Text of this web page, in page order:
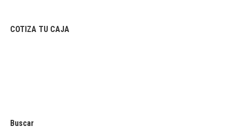
COTIZA TU CAJA
Buscar